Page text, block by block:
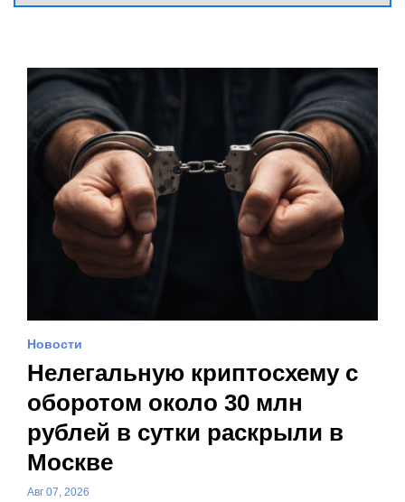
Новости
Нелегальную криптосхему с
оборотом около 30 млн
рублей в сутки раскрыли в
Москве
Авг 07, 2026